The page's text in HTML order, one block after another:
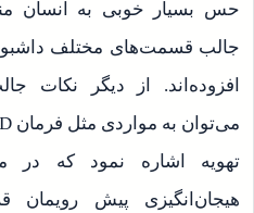
حس بسیار خوبی به انسان
جالب قسمت‌های مختلف
افزوده‌اند. از دیگر نکات
تهویه اشاره نمود که
هیجان‌انگیزی پیش رویمان